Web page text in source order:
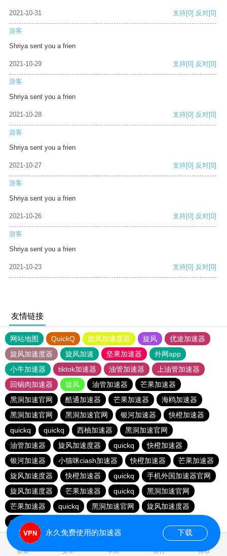
2021-10-31 支持[0] 反对[0]
游客
Shriya sent you a frien
2021-10-29 支持[0] 反对[0]
游客
Shriya sent you a frien
2021-10-28 支持[0] 反对[0]
游客
Shriya sent you a frien
2021-10-27 支持[0] 反对[0]
游客
Shriya sent you a frien
2021-10-26 支持[0] 反对[0]
游客
Shriya sent you a frien
2021-10-23 支持[0] 反对[0]
友情链接
网站地图 QuickQ 旋风加速度器 旋风
优途加速器
旋风加速度器
旋风加速 坚果加速器
外网app
小牛加速器
tiktok加速器 油管加速器
上油管加速器
回锅肉加速器
旋风 油管加速器
芒果加速器
黑洞加速官网
酷通加速器 芒果加速器
海鸥加速器
黑洞加速官网
黑洞加速官网 银河加速器
快橙加速器
quickq
quickq 西柚加速器
黑洞加速官网
油管加速器
旋风加速度器 quickq
快橙加速器
银河加速器
小猫咪ciash加速器 快橙加速器
芒果加速器
旋风加速度器
快橙加速器 quickq
手机外国加速器官网
旋风加速度器
芒果加速器 quickq
黑洞加速官网
芒果加速器
quickq 黑洞加速官网
旋风加速度器
quickq
首页 安卓 苹果 排行 推荐
永久免费使用的加速器 下载
0.122130s